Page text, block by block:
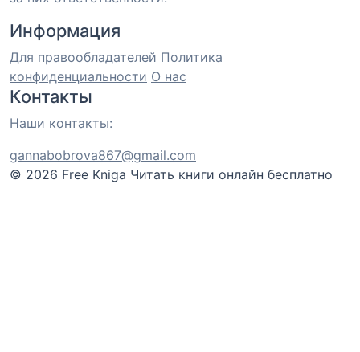
Информация
Для правообладателей Политика
конфиденциальности О нас
Контакты
Наши контакты:
gannabobrova867@gmail.com
© 2026 Free Kniga Читать книги онлайн бесплатно